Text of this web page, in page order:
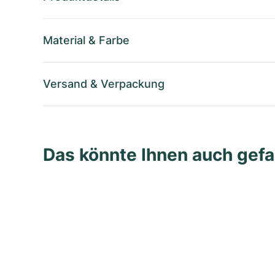
Material & Farbe
Versand & Verpackung
Das könnte Ihnen auch